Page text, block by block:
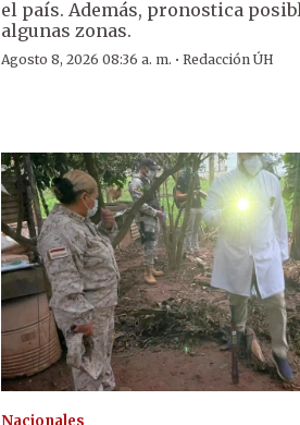
el país. Además, pronostica
algunas zonas.
Agosto 8, 2026 08:36 a. m. · Redacción ÚH
Nacionales